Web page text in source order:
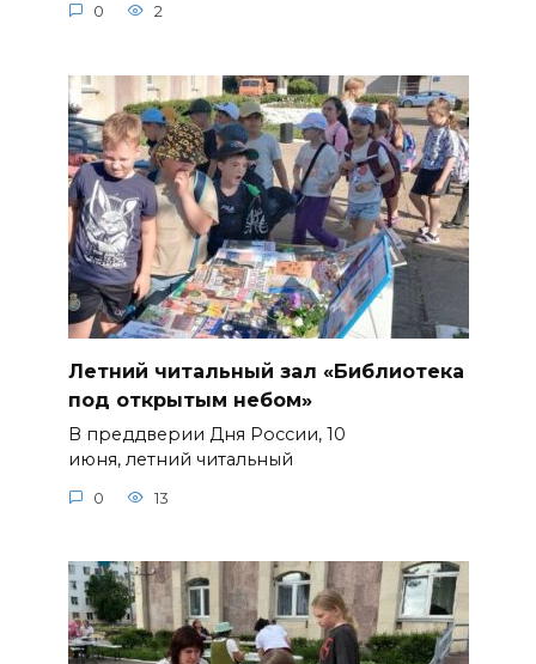
0 2
Летний читальный зал «Библиотека
под открытым небом»
В преддверии Дня России, 10
июня, летний читальный
0 13